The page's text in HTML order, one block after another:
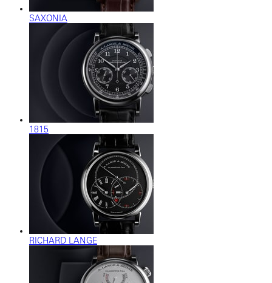
SAXONIA
1815
RICHARD LANGE